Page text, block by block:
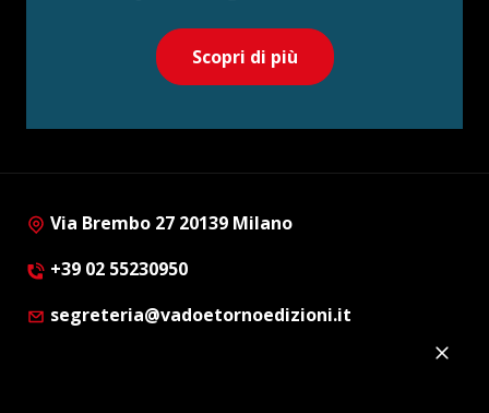
Scopri di più
Via Brembo 27 20139 Milano
+39 02 55230950
segreteria@vadoetornoedizioni.it